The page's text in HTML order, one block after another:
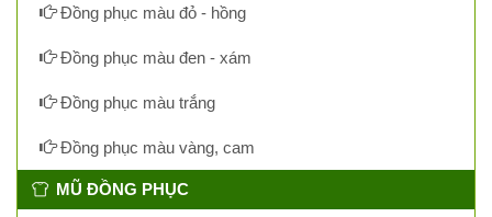
Đồng phục màu đỏ - hồng
Đồng phục màu đen - xám
Đồng phục màu trắng
Đồng phục màu vàng, cam
MŨ ĐỒNG PHỤC